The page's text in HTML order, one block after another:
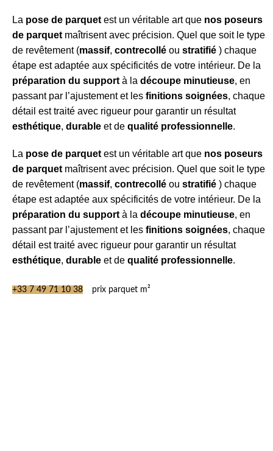
La pose de parquet est un véritable art que nos poseurs
de parquet maîtrisent avec précision. Quel que soit le type
de revêtement (massif, contrecollé ou stratifié ) chaque
étape est adaptée aux spécificités de votre intérieur. De la
préparation du support à la découpe minutieuse, en
passant par l’ajustement et les finitions soignées, chaque
détail est traité avec rigueur pour garantir un résultat
esthétique, durable et de qualité professionnelle.
La pose de parquet est un véritable art que nos poseurs
de parquet maîtrisent avec précision. Quel que soit le type
de revêtement (massif, contrecollé ou stratifié ) chaque
étape est adaptée aux spécificités de votre intérieur. De la
préparation du support à la découpe minutieuse, en
passant par l’ajustement et les finitions soignées, chaque
détail est traité avec rigueur pour garantir un résultat
esthétique, durable et de qualité professionnelle.
+33 7 49 71 10 38 prix parquet m²